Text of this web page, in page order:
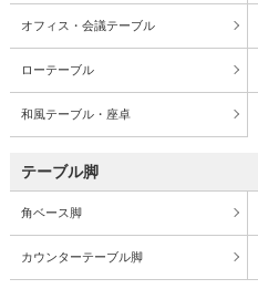
オフィス・会議テーブル
ローテーブル
和風テーブル・座卓
テーブル脚
角ベース脚
カウンターテーブル脚